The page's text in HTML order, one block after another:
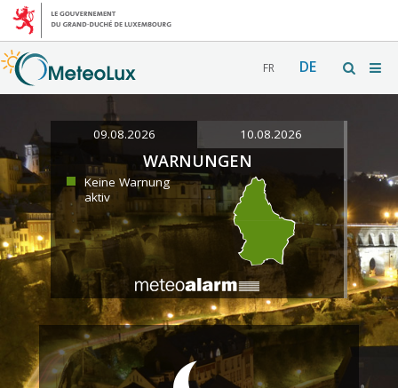
FR DE
09.08.2026 10.08.2026
WARNUNGEN
Keine Warnung
aktiv